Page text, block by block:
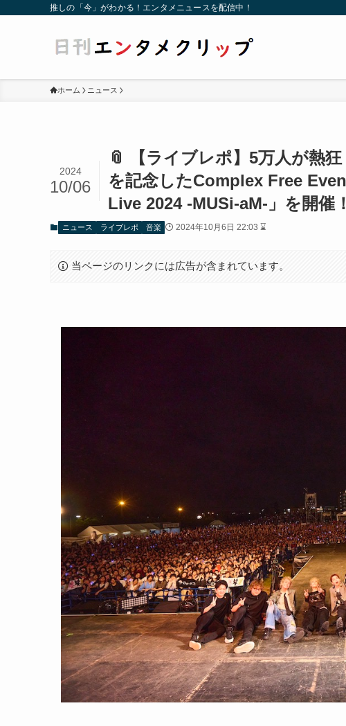
推しの「今」がわかる！エンタメニュースを配信中！
ホーム ニュース
📎 【ライブレポ】5万人が熱
を記念したComplex Free
Live 2024 -MUSi-aM-」を開催
2024
10/06
ニュース ライブレポ 音楽 2024年10月6日 22:03 ⌛
当ページのリンクには広告が含まれています。